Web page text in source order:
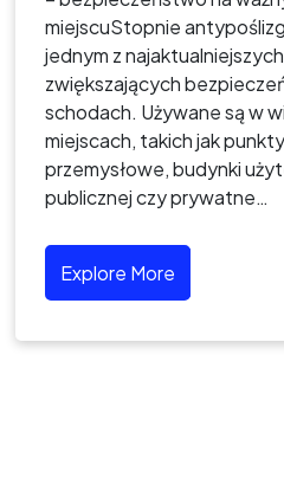
miejscuStopnie
jednym z
zwiększających
schodach. Używane są w
miejscach, takich jak punkty
przemysłowe, budynki
publicznej czy prywatne…
Explore More